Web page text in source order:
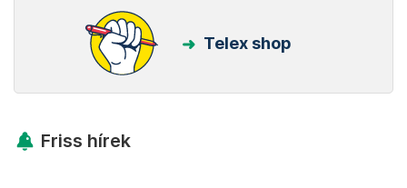
Telex shop
Friss hírek